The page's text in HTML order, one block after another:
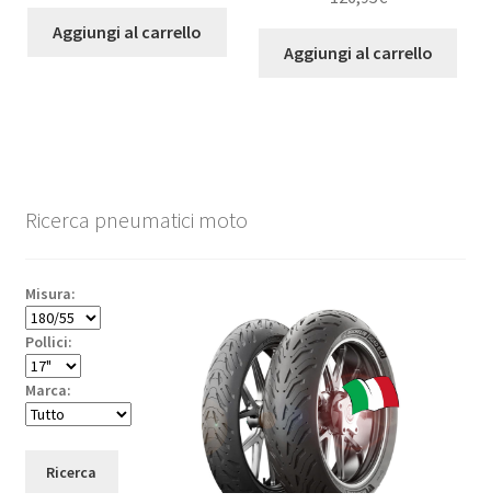
Aggiungi al carrello
Aggiungi al carrello
Ricerca pneumatici moto
Misura:
Pollici:
Marca:
Ricerca